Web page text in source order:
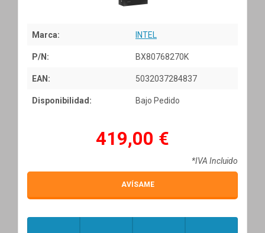
Marca: INTEL
P/N: BX80768270K
EAN: 5032037284837
Disponibilidad: Bajo Pedido
419,00 €
*IVA Incluido
AVÍSAME